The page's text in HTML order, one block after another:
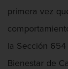
primera vez
la Sección
Bienestar de